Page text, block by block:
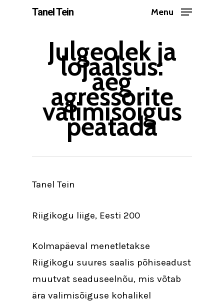
Tanel Tein Menu
Julgeolek ja
lojaalsus:
aeg
agressorite
valimisõigus
peatada
Tanel Tein
Riigikogu liige, Eesti 200
Kolmapäeval menetletakse
Riigikogu suures saalis põhiseadust
muutvat seaduseelnõu, mis võtab
ära valimisõiguse kohalikel